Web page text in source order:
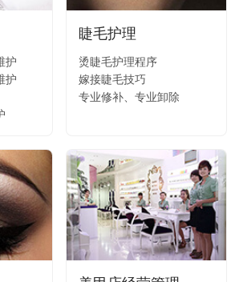
护
护
睫毛护理
烫睫毛护理程序
嫁接睫毛技巧
专业修补、专业卸除